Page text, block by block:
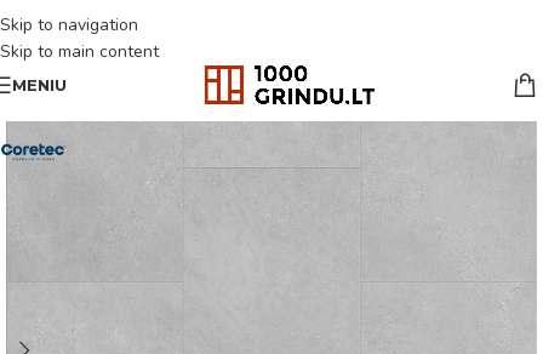
Skip to navigation
Skip to main content
MENIU